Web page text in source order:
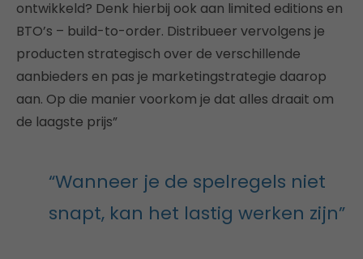
ontwikkeld? Denk hierbij ook aan limited editions en
BTO’s – build-to-order. Distribueer vervolgens je
producten strategisch over de verschillende
aanbieders en pas je marketingstrategie daarop
aan. Op die manier voorkom je dat alles draait om
de laagste prijs”
“Wanneer je de spelregels niet
snapt, kan het lastig werken zijn”